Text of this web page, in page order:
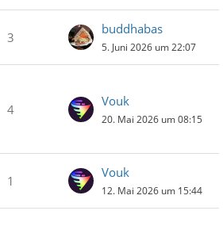
3
buddhabas
5. Juni 2026 um 22:07
4
Vouk
20. Mai 2026 um 08:15
1
Vouk
12. Mai 2026 um 15:44